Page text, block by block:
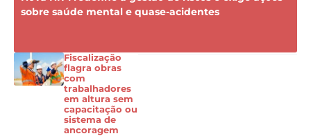
sobre saúde mental e quase-acidentes
Fiscalização
flagra obras
com
trabalhadores
em altura sem
capacitação ou
sistema de
ancoragem